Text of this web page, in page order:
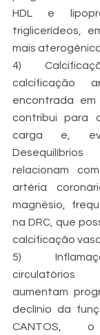
HDL e
triglicerídeos,
mais
4)
calcificação
encontrada em
contribui para
carga e,
relacionam
artéria
magnésio,
na DRC, que
calcificação
5)
circulatórios
aumentam
declínio da
CANTOS,